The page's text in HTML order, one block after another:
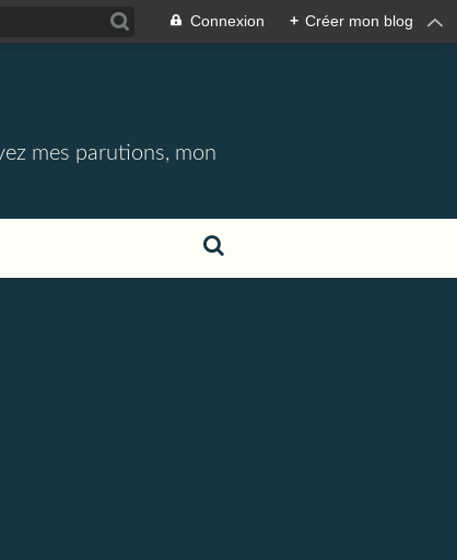
Connexion + Créer mon blog
mes parutions, mon